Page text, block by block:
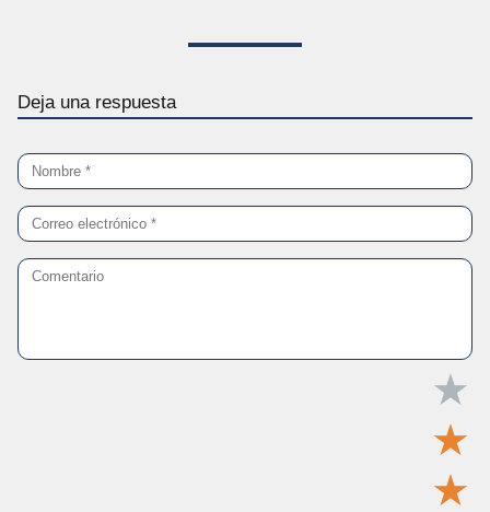
Deja una respuesta
★
★
★